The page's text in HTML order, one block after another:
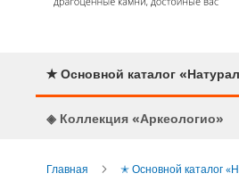
✭ Основной каталог
◈ Коллекция «Аркеологио»
Главная ✭ Основной каталог